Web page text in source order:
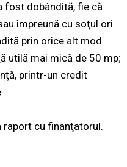
fost dobândită, fie că
împreună cu soţul ori
prin orice alt mod
utilă mai mică de 50 mp;
printr-un credit
raport cu finanţatorul.